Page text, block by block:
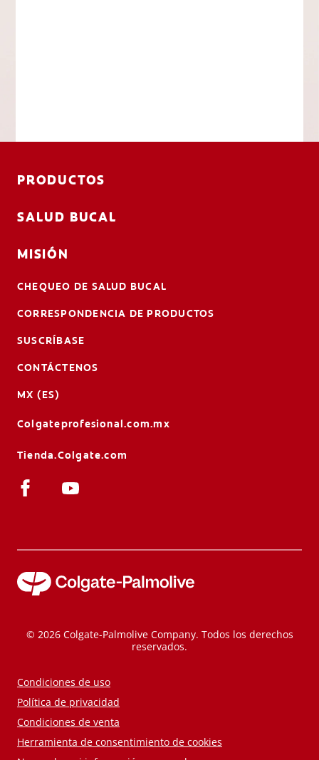
PRODUCTOS
SALUD BUCAL
MISIÓN
CHEQUEO DE SALUD BUCAL
CORRESPONDENCIA DE PRODUCTOS
SUSCRÍBASE
CONTÁCTENOS
MX (ES)
Colgateprofesional.com.mx
Tienda.Colgate.com
© 2026 Colgate-Palmolive Company. Todos los derechos
reservados.
Condiciones de uso
Política de privacidad
Condiciones de venta
Herramienta de consentimiento de cookies